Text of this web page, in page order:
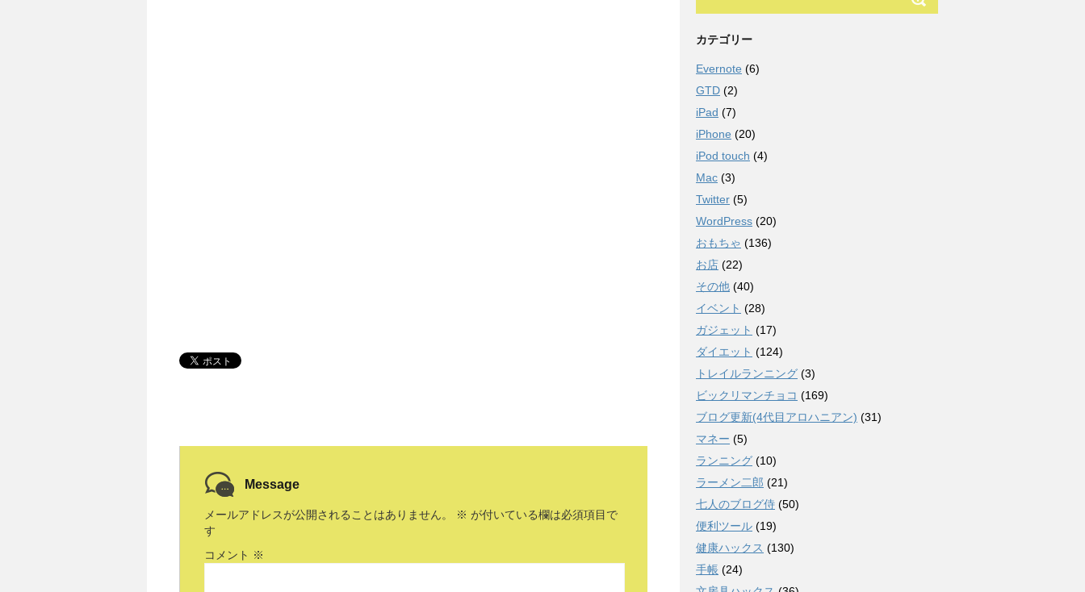
Message
メールアドレスが公開されることはありません。 ※ が付いている欄は必須項目で
す
コメント ※
カテゴリー
Evernote (6)
GTD (2)
iPad (7)
iPhone (20)
iPod touch (4)
Mac (3)
Twitter (5)
WordPress (20)
おもちゃ (136)
お店 (22)
その他 (40)
イベント (28)
ガジェット (17)
ダイエット (124)
トレイルランニング (3)
ビックリマンチョコ (169)
ブログ更新(4代目アロハニアン) (31)
マネー (5)
ランニング (10)
ラーメン二郎 (21)
七人のブログ侍 (50)
便利ツール (19)
健康ハックス (130)
手帳 (24)